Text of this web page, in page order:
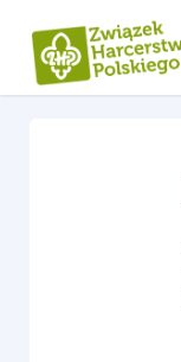
treści